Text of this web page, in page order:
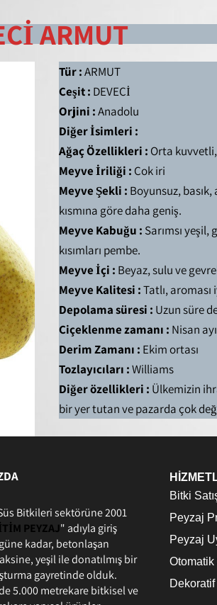
ARMUT
Tür :ARMUT
Çeşit : DEVECİ
Orjini :Anadolu
Diğer İsimleri :
Ağaç Özellikleri : Orta
Meyve İriliği : Çok iri
Meyve Şekli : Boyunsuz, basık,
kısmına göre daha geniş.
Meyve Kabuğu : Sarımsı yeşil,
kısımları pembe.
Meyve İçi : Beyaz, sulu ve
Meyve Kalitesi :Tatlı,
Depolama süresi : Uzun süre
Çiçeklenme zamanı : Nisan
Derim Zamanı : Ekim ortası
Tozlayıcıları :Williams
Diğer özellikleri : Ülkemizin
bir yer tutan ve pazarda çok
Bitkileri sektörüne 2001
PEYZAJ" adıyla giriş
kadar, betonlaşan
yeşil ile donatılmış bir
gayretinde olduk.
5.000 metrekare bitkisel ve
Bitki
Peyzaj
Peyzaj